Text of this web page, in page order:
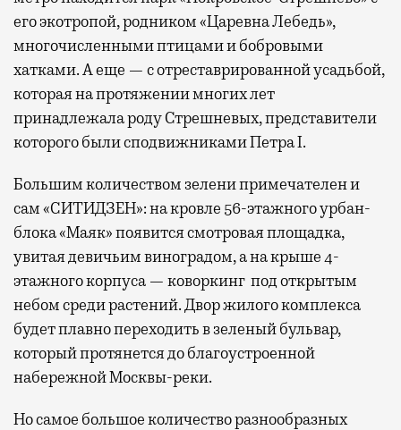
его экотропой, родником «Царевна Лебедь»,
многочисленными птицами и бобровыми
хатками. А еще — с отреставрированной усадьбой,
которая на протяжении многих лет
принадлежала роду Стрешневых, представители
которого были сподвижниками Петра I.
Большим количеством зелени примечателен и
сам «СИТИДЗЕН»: на кровле 56-этажного урбан-
блока «Маяк» появится смотровая площадка,
увитая девичьим виноградом, а на крыше 4-
этажного корпуса — коворкинг под открытым
небом среди растений. Двор жилого комплекса
будет плавно переходить в зеленый бульвар,
который протянется до благоустроенной
набережной Москвы-реки.
Но самое большое количество разнообразных